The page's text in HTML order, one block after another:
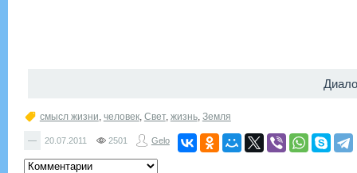
смысл жизни, человек, Свет, жизнь, Земля
— 20.07.2011 2501 Gelo